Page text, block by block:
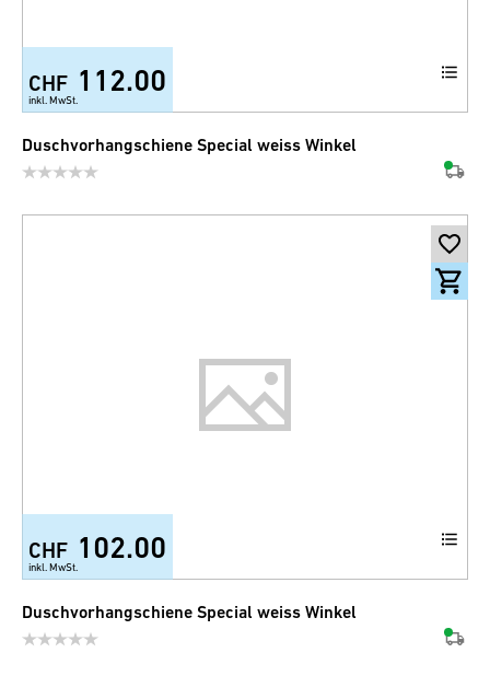
CHF 112.00
inkl. MwSt.
Duschvorhangschiene Special weiss Winkel
CHF 102.00
inkl. MwSt.
Duschvorhangschiene Special weiss Winkel